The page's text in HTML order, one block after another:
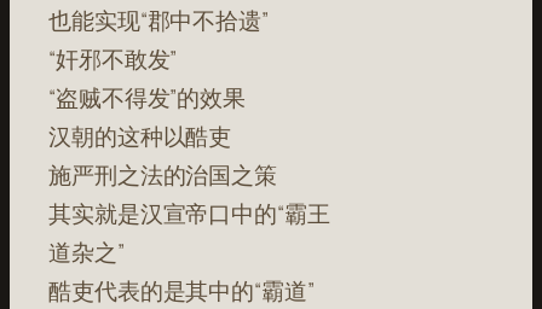
也能实现“郡中不拾遗”
“奸邪不敢发”
“盗贼不得发”的效果
汉朝的这种以酷吏
施严刑之法的治国之策
其实就是汉宣帝口中的“霸王
道杂之”
酷吏代表的是其中的“霸道”